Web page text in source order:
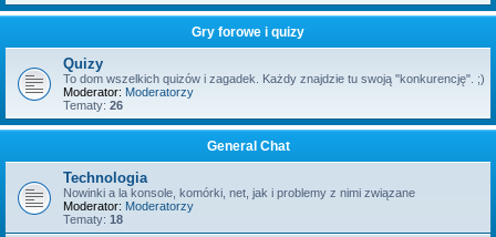
Gry forowe i quizy
Quizy
To dom wszelkich quizów i zagadek. Każdy znajdzie tu swoją "konkurencję". ;)
Moderator: Moderatorzy
Tematy: 26
General Chat
Technologia
Nowinki a la konsole, komórki, net, jak i problemy z nimi związane
Moderator: Moderatorzy
Tematy: 18